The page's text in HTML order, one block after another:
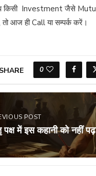
किसी Investment जैसे
तो आज ही Call या सम्पर्क करें।
SHARE 0
POST
पक्ष में इस कहानी को नहीं